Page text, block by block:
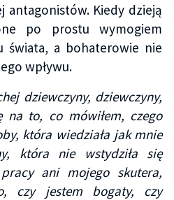
antagonistów. Kiedy dzieją
po prostu wymogiem
świata, a bohaterowie nie
wpływu.
dziewczyny, dziewczyny,
na to, co mówiłem, czego
która wiedziała jak mnie
która nie wstydziła się
ani mojego skutera,
czy jestem bogaty, czy